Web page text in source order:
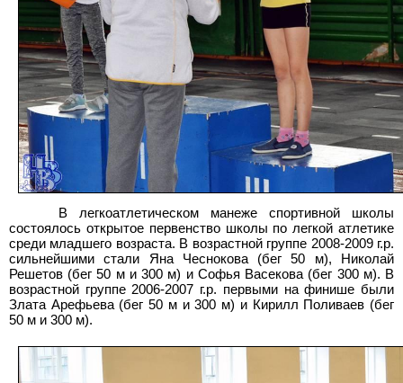
В легкоатлетическом манеже спортивной школы
состоялось открытое первенство школы по легкой атлетике
среди младшего возраста. В возрастной группе 2008-2009 г.р.
сильнейшими стали Яна Чеснокова (бег 50 м), Николай
Решетов (бег 50 м и 300 м) и Софья Васекова (бег 300 м). В
возрастной группе 2006-2007 г.р. первыми на финише были
Злата Арефьева (бег 50 м и 300 м) и Кирилл Поливаев (бег
50 м и 300 м).